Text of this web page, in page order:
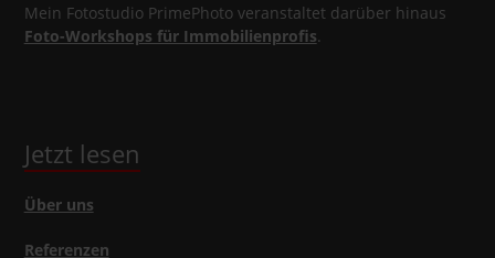
Mein Fotostudio PrimePhoto veranstaltet darüber hinaus
Foto-Workshops für Immobilienprofis.
Jetzt lesen
Über uns
Referenzen